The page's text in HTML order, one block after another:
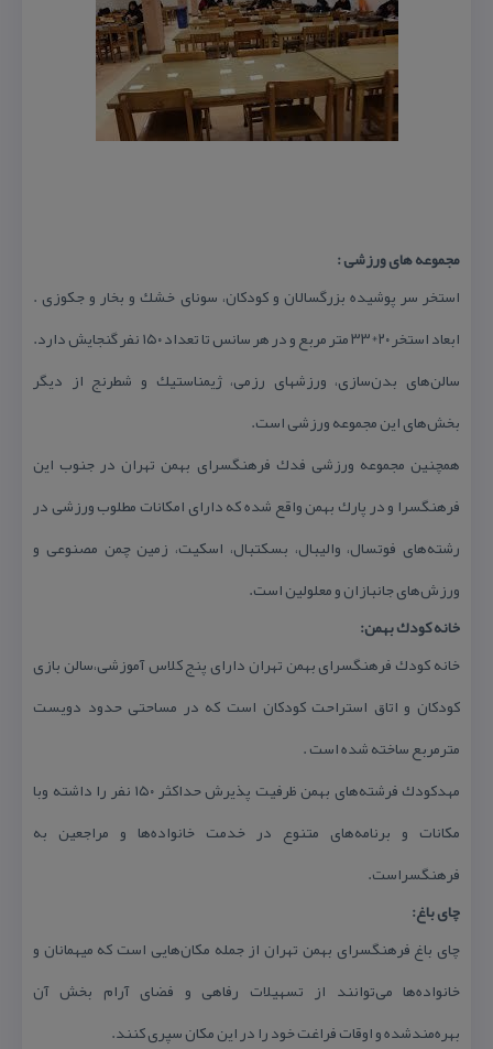
مجموعه های ورزشی :
استخر سر پوشیده بزرگسالان و كودكان، سونای خشك و بخار و جكوزی .
ابعاد استخر ۲۰*۳۳ متر مربع و در هر سانس تا تعداد ۱۵۰ نفر گنجایش دارد.
سالن‌های بدن‌سازی، ورزشهای رزمی، ژیمناستیك و شطرنج از دیگر
بخش‌های این مجموعه ورزشی است.
همچنین مجموعه ورزشی فدك فرهنگسرای بهمن تهران در جنوب این
فرهنگسرا و در پارك بهمن واقع شده كه دارای امكانات مطلوب ورزشی در
رشته‌های فوتسال، والیبال، بسكتبال، اسكیت، زمین چمن مصنوعی و
ورزش‌های جانبازان و معلولین است.
خانه كودك بهمن:
خانه كودك فرهنگسرای بهمن تهران دارای پنج كلاس آموزشی،سالن بازی
كودكان و اتاق استراحت كودكان است كه در مساحتی حدود دویست
مترمربع ساخته شده است .
مهدكودك فرشته‌های بهمن ظرفیت پذیرش حداكثر ۱۵۰ نفر را داشته وبا
مكانات و برنامه‌های متنوع در خدمت خانواده‌ها و مراجعین به
فرهنگسراست.
چای باغ:
چای باغ فرهنگسرای بهمن تهران از جمله مكان‌هایی است كه میهمانان و
خانواده‌ها می‌توانند از تسهیلات رفاهی و فضای آرام بخش آن
بهره‌مندشده و اوقات فراغت خود را در این مكان سپری كنند.